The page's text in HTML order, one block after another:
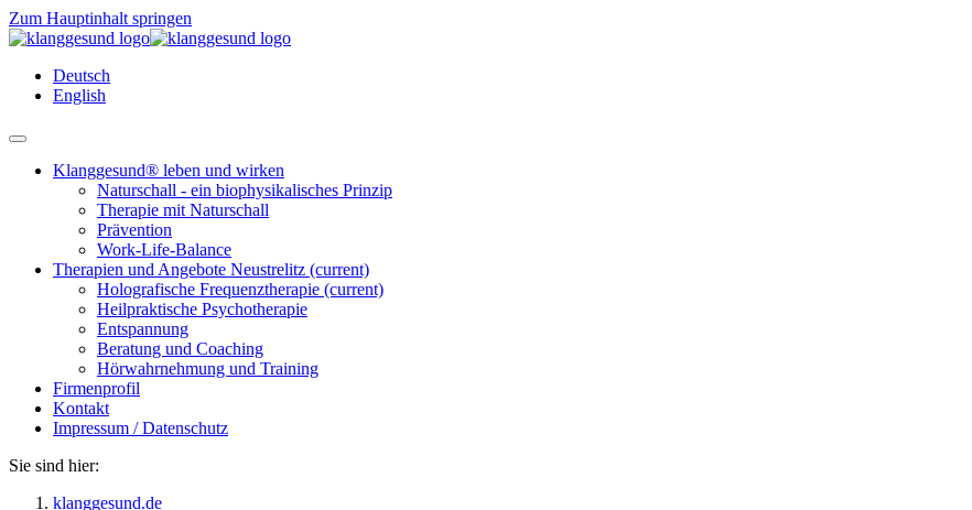
Zum Hauptinhalt springen
Deutsch
English
Klanggesund® leben und wirken
Naturschall - ein biophysikalisches Prinzip
Therapie mit Naturschall
Prävention
Work-Life-Balance
Therapien und Angebote Neustrelitz (current)
Holografische Frequenztherapie (current)
Heilpraktische Psychotherapie
Entspannung
Beratung und Coaching
Hörwahrnehmung und Training
Firmenprofil
Kontakt
Impressum / Datenschutz
Sie sind hier:
klanggesund.de